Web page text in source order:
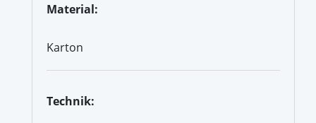
Material:
Karton
Technik: